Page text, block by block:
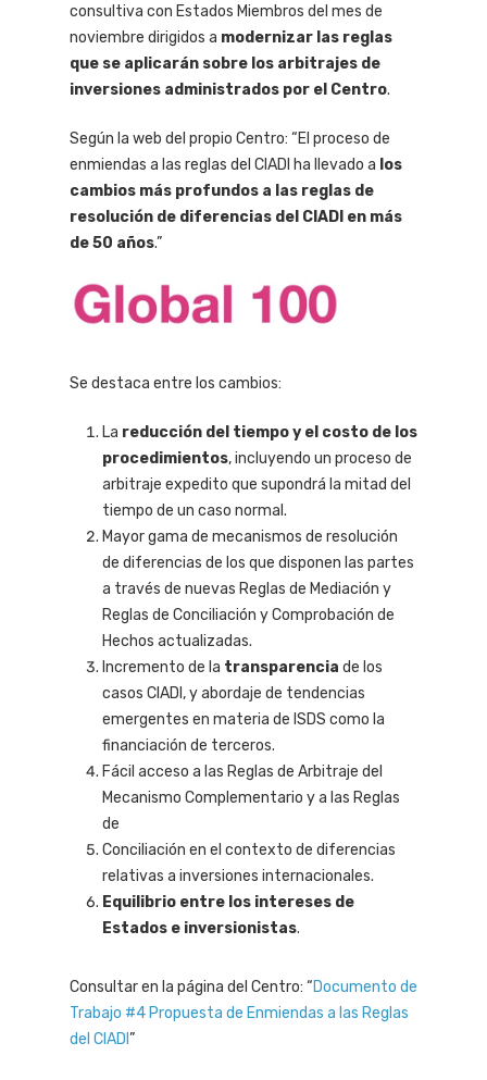
consultiva con Estados Miembros del mes de
noviembre dirigidos a modernizar las reglas
que se aplicarán sobre los arbitrajes de
inversiones administrados por el Centro.
Según la web del propio Centro: “El proceso de
enmiendas a las reglas del CIADI ha llevado a los
cambios más profundos a las reglas de
resolución de diferencias del CIADI en más
de 50 años.”
Se destaca entre los cambios:
La reducción del tiempo y el costo de los
procedimientos, incluyendo un proceso de
arbitraje expedito que supondrá la mitad del
tiempo de un caso normal.
Mayor gama de mecanismos de resolución
de diferencias de los que disponen las partes
a través de nuevas Reglas de Mediación y
Reglas de Conciliación y Comprobación de
Hechos actualizadas.
Incremento de la transparencia de los
casos CIADI, y abordaje de tendencias
emergentes en materia de ISDS como la
financiación de terceros.
Fácil acceso a las Reglas de Arbitraje del
Mecanismo Complementario y a las Reglas
de
Conciliación en el contexto de diferencias
relativas a inversiones internacionales.
Equilibrio entre los intereses de
Estados e inversionistas.
Consultar en la página del Centro: “Documento de
Trabajo #4 Propuesta de Enmiendas a las Reglas
del CIADI ”